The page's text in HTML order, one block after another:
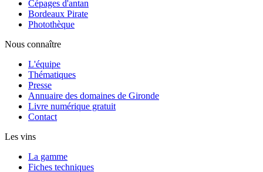
Cépages d'antan
Bordeaux Pirate
Photothèque
Nous connaître
L'équipe
Thématiques
Presse
Annuaire des domaines de Gironde
Livre numérique gratuit
Contact
Les vins
La gamme
Fiches techniques